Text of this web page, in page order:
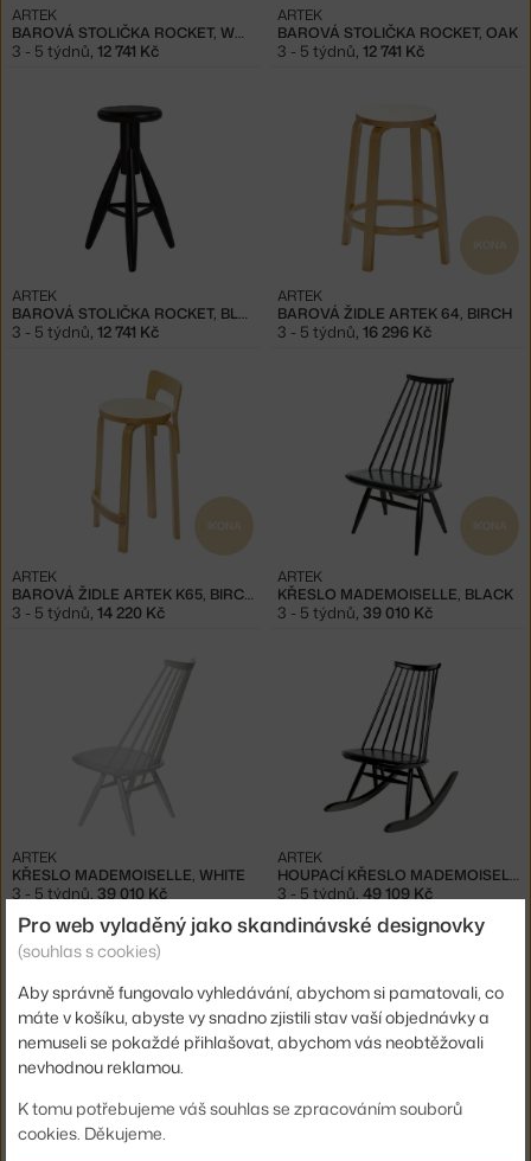
BAROVÁ STOLIČKA ROCKET, WHITE
ARTEK
3 - 5 týdnů, 12 741 Kč
BAROVÁ STOLIČKA ROCKET, OAK
ARTEK
3 - 5 týdnů, 12 741 Kč
BAROVÁ STOLIČKA ROCKET, BLACK
ARTEK
3 - 5 týdnů, 12 741 Kč
IKONA
BAROVÁ ŽIDLE ARTEK 64, BIRCH
ARTEK
3 - 5 týdnů, 16 296 Kč
IKONA
BAROVÁ ŽIDLE ARTEK K65, BIRCH
ARTEK
3 - 5 týdnů, 14 220 Kč
IKONA
KŘESLO MADEMOISELLE, BLACK
ARTEK
3 - 5 týdnů, 39 010 Kč
KŘESLO MADEMOISELLE, WHITE
ARTEK
3 - 5 týdnů, 39 010 Kč
HOUPACÍ KŘESLO MADEMOISELLE, BLACK
ARTEK
3 - 5 týdnů, 49 109 Kč
ARTEK
Pro web vyladěný jako skandinávské designovky
(souhlas s cookies)
Aby správně fungovalo vyhledávání, abychom si pamatovali, co
máte v košíku, abyste vy snadno zjistili stav vaší objednávky a
nemuseli se pokaždé přihlašovat, abychom vás neobtěžovali
nevhodnou reklamou.
K tomu potřebujeme váš souhlas se zpracováním souborů
cookies. Děkujeme.